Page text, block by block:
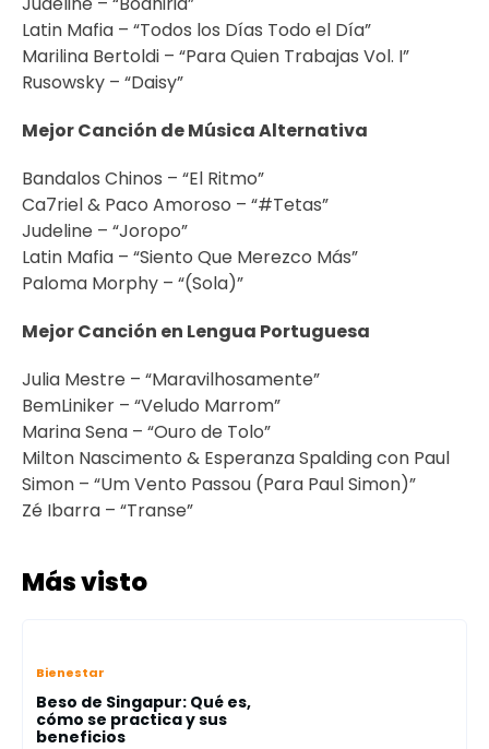
Latin Mafia – “Todos los Días Todo el Día”
Marilina Bertoldi – “Para Quien Trabajas Vol. I”
Rusowsky – “Daisy”
Mejor Canción de Música Alternativa
Bandalos Chinos – “El Ritmo”
Ca7riel & Paco Amoroso – “#Tetas”
Judeline – “Joropo”
Latin Mafia – “Siento Que Merezco Más”
Paloma Morphy – “(Sola)”
Mejor Canción en Lengua Portuguesa
Julia Mestre – “Maravilhosamente”
BemLiniker – “Veludo Marrom”
Marina Sena – “Ouro de Tolo”
Milton Nascimento & Esperanza Spalding con Paul
Simon – “Um Vento Passou (Para Paul Simon)”
Zé Ibarra – “Transe”
Más visto
Bienestar
Beso de Singapur: Qué es,
cómo se practica y sus
beneficios